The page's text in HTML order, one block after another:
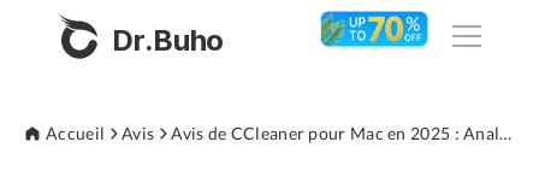
Dr.Buho
Accueil Avis Avis de CCleaner pour Mac en 2025 : Analyse complète